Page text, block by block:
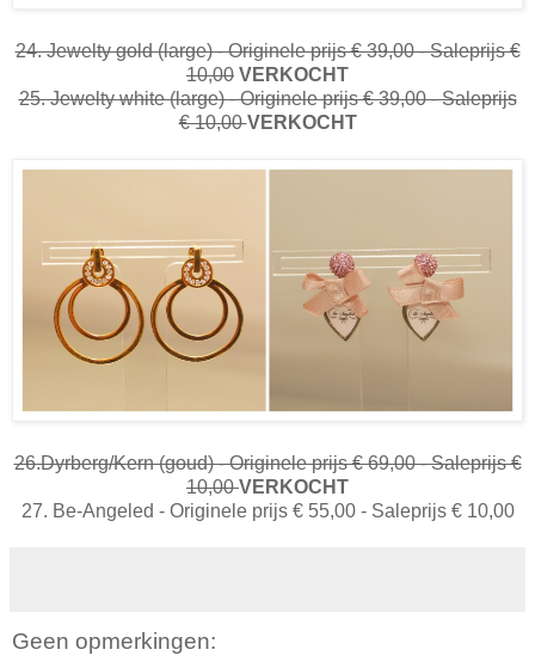
24. Jewelty gold (large) - Originele prijs € 39,00 - Saleprijs €
10,00 VERKOCHT
25. Jewelty white (large) - Originele prijs € 39,00 - Saleprijs
€ 10,00VERKOCHT
26.Dyrberg/Kern (goud) - Originele prijs € 69,00 - Saleprijs €
10,00VERKOCHT
27. Be-Angeled - Originele prijs € 55,00 - Saleprijs € 10,00
Geen opmerkingen: